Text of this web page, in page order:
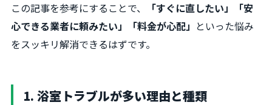
この記事を参考にすることで、
「すぐに直したい」「安
心できる業者に頼みたい」「料金が心配」 といった悩み
をスッキリ解消できるはずです。
1. 浴室トラブルが多い理由と種類